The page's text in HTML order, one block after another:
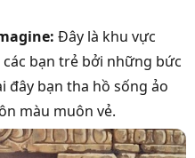
Đây là khu vực
bạn trẻ bởi những bức
đây bạn tha hồ sống ảo
màu muôn vẻ.